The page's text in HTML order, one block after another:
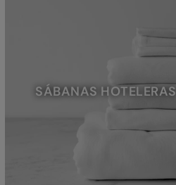
SÁBANAS HOTELERAS